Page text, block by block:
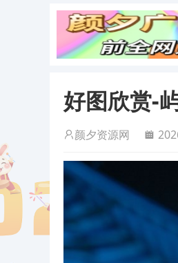
好图欣赏-
颜夕资源网